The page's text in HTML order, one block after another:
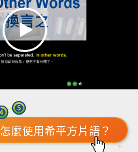
怎麼使用希平方片語？